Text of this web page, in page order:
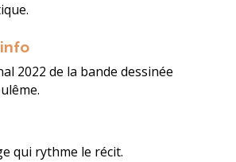
2022 de la bande dessinée
qui rythme le récit.